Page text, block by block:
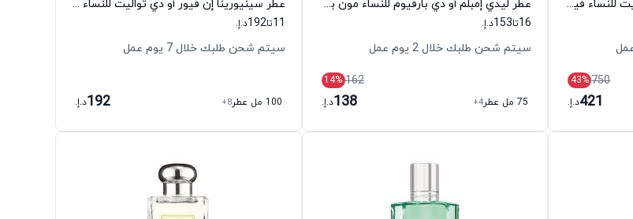
عطر فلاوربومب بلوم أو دي تواليت للنساء فيكتور آند رولف
750
43%
421د.إ.
عطر ليدي إمبلم أو دي بارفيوم للنساء مون بلان
16تا153د.إ.
سيتم شحن طلبك خلال 2 يوم عمل
162
14%
75 مل عطر
+4
138د.إ.
عطر سينيورينا إن فيور أو دي تواليت للنساء سلفاتور فيراغامو
11تا192د.إ.
سيتم شحن طلبك خلال 7 يوم عمل
100 مل عطر +8
192د.إ.